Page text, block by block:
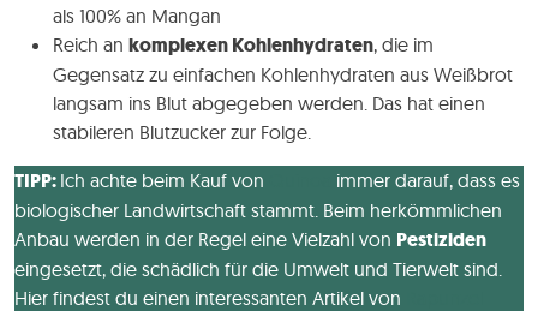
als 100% an Mangan
Reich an komplexen Kohlenhydraten, die im
Gegensatz zu einfachen Kohlenhydraten aus Weißbrot
langsam ins Blut abgegeben werden. Das hat einen
stabileren Blutzucker zur Folge.
TIPP: Ich achte beim Kauf von
immer darauf, dass es
biologischer Landwirtschaft stammt. Beim herkömmlichen
Anbau werden in der Regel eine Vielzahl von Pestiziden
eingesetzt, die schädlich für die Umwelt und Tierwelt sind.
Hier findest du einen interessanten Artikel von